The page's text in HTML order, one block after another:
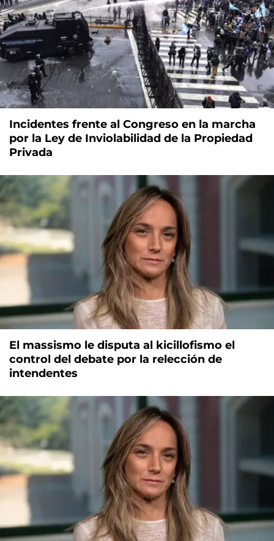
Incidentes frente al Congreso en la marcha
por la Ley de Inviolabilidad de la Propiedad
Privada
El massismo le disputa al kicillofismo el
control del debate por la relección de
intendentes